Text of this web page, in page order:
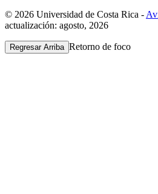
© 2026 Universidad de Costa Rica -
actualización: agosto, 2026
Regresar Arriba Retorno de foco